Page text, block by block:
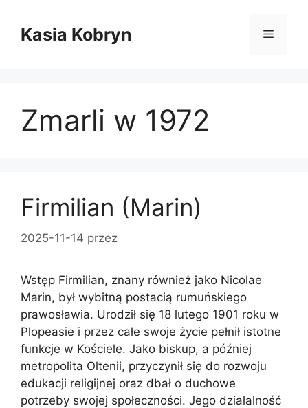
treściKasia Kobryn Menu
Zmarli w 1972
Firmilian (Marin)
2025-11-14 przez
Wstęp Firmilian, znany również jako Nicolae
Marin, był wybitną postacią rumuńskiego
prawosławia. Urodził się 18 lutego 1901 roku w
Plopeasie i przez całe swoje życie pełnił istotne
funkcje w Kościele. Jako biskup, a później
metropolita Oltenii, przyczynił się do rozwoju
edukacji religijnej oraz dbał o duchowe
potrzeby swojej społeczności. Jego działalność